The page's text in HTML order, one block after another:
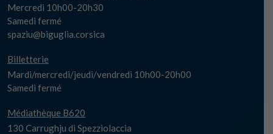
Mercredi 10h00-20h30
Samedi fermé
spaziu@biguglia.corsica
Billetterie
Mardi/mercredi/jeudi/vendredi 10h00-20h00
Samedi fermé
Médiathèque B620
130 Carrughju di Spezziolaccia